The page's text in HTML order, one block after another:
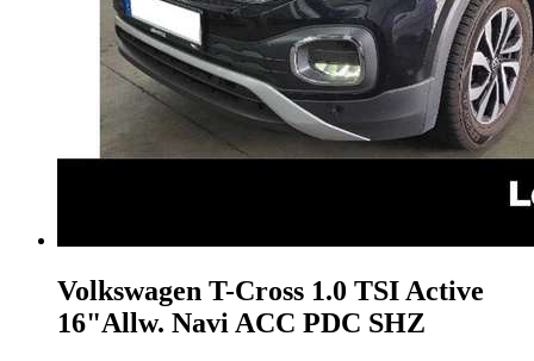
Volkswagen T-Cross 1.0 TSI Active
16"Allw. Navi ACC PDC SHZ